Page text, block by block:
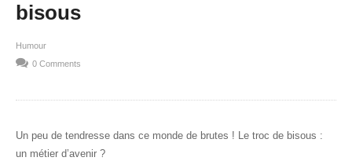
bisous
Humour
0 Comments
Un peu de tendresse dans ce monde de brutes ! Le troc de bisous :
un métier d’avenir ?